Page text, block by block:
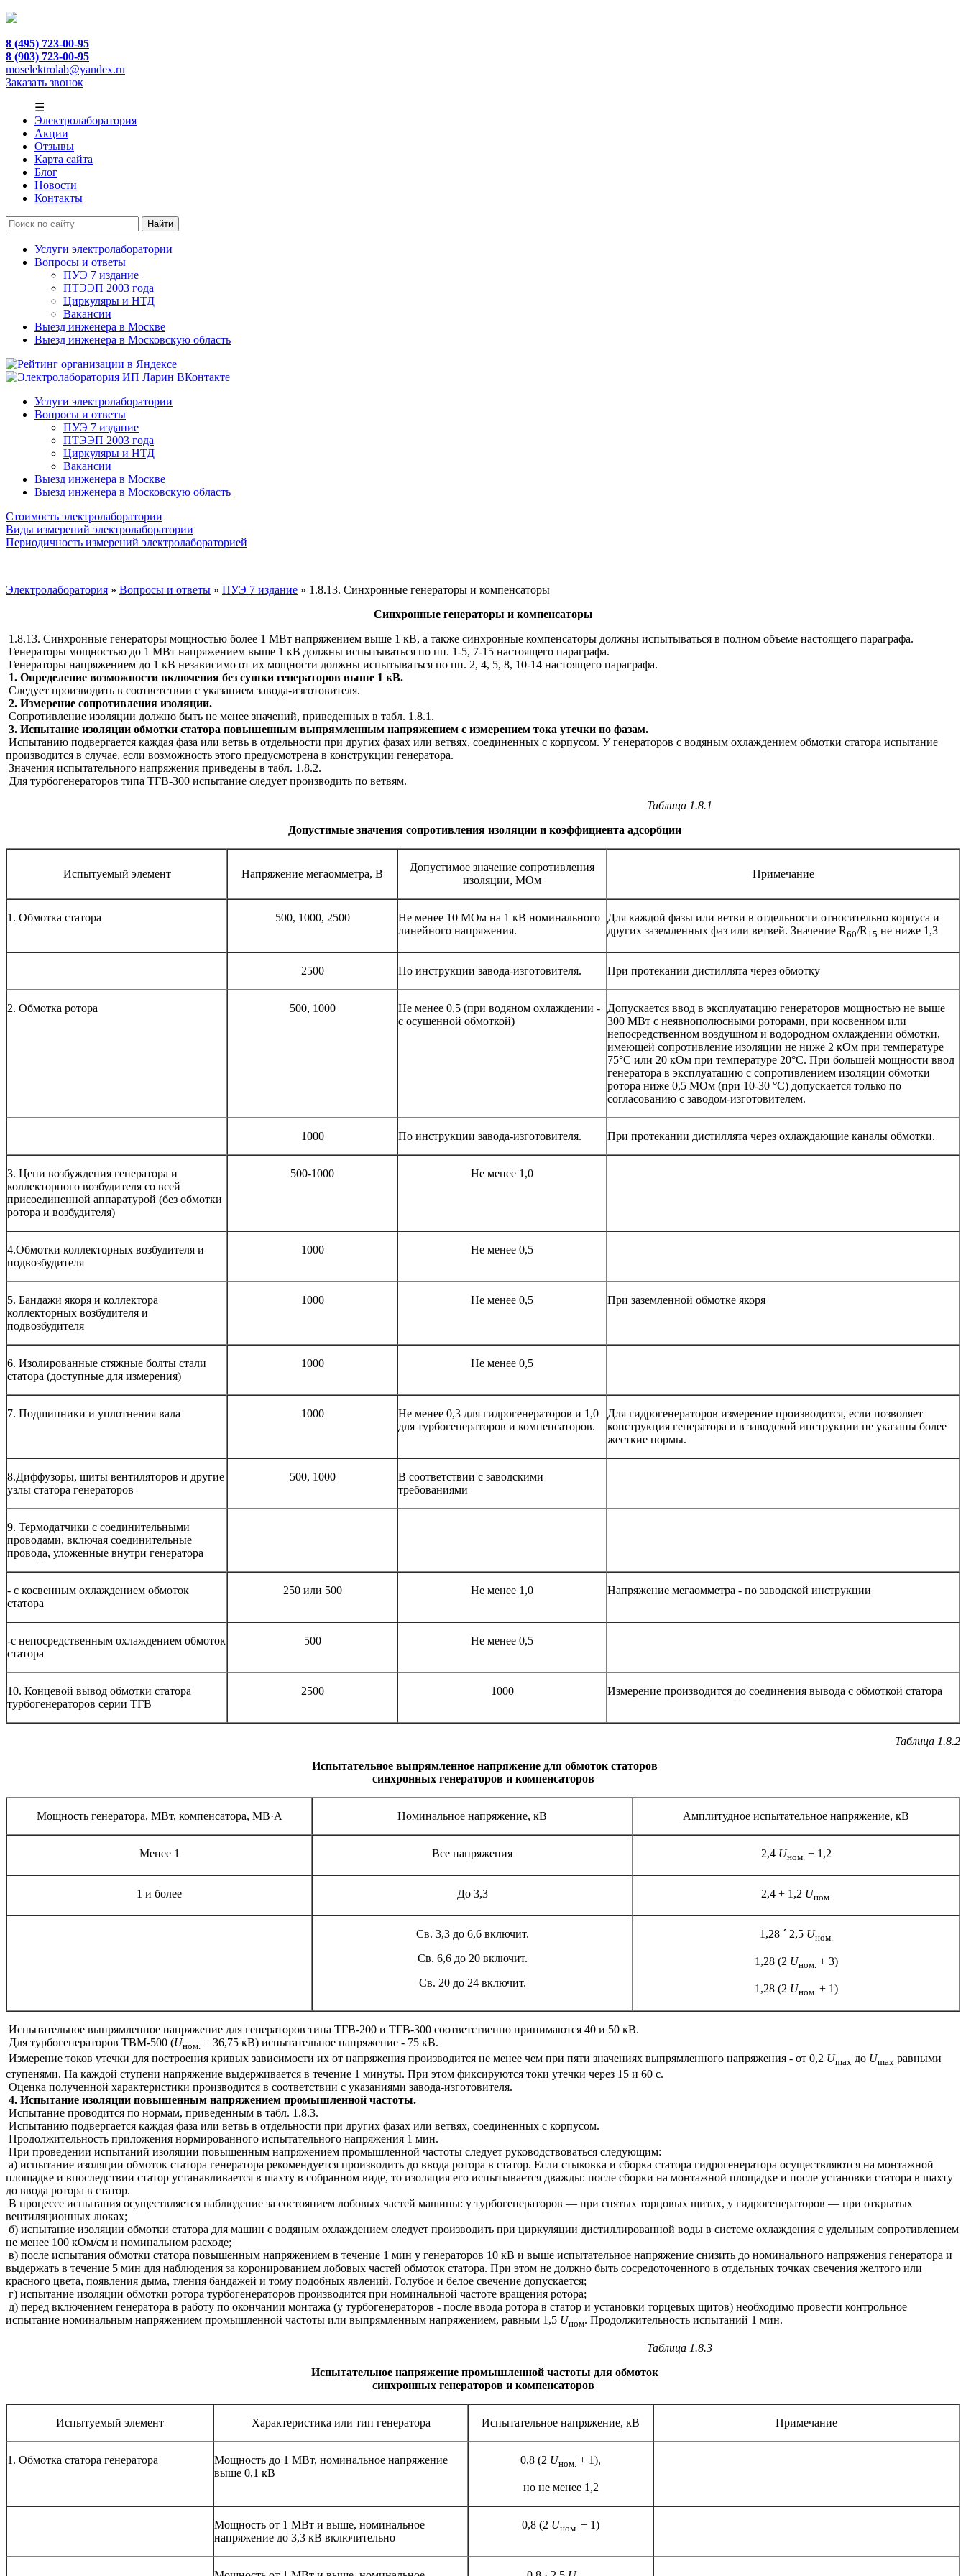
8 (495) 723-00-95
8 (903) 723-00-95
moselektrolab@yandex.ru
Заказать звонок
☰
Электролаборатория
Акции
Отзывы
Карта сайта
Блог
Новости
Контакты
Услуги электролаборатории
Вопросы и ответы
ПУЭ 7 издание
ПТЭЭП 2003 года
Циркуляры и НТД
Вакансии
Выезд инженера в Москве
Выезд инженера в Московскую область
Услуги электролаборатории
Вопросы и ответы
ПУЭ 7 издание
ПТЭЭП 2003 года
Циркуляры и НТД
Вакансии
Выезд инженера в Москве
Выезд инженера в Московскую область
Стоимость электролаборатории
Виды измерений электролаборатории
Периодичность измерений электролабораторией
Электролаборатория » Вопросы и ответы » ПУЭ 7 издание » 1.8.13. Синхронные генераторы и компенсаторы
Синхронные генераторы и компенсаторы
1.8.13. Синхронные генераторы мощностью более 1 МВт напряжением выше 1 кВ, а также синхронные компенсаторы должны испытываться в полном объеме настоящего параграфа.
Генераторы мощностью до 1 МВт напряжением выше 1 кВ должны испытываться по пп. 1-5, 7-15 настоящего параграфа.
Генераторы напряжением до 1 кВ независимо от их мощности должны испытываться по пп. 2, 4, 5, 8, 10-14 настоящего параграфа.
1. Определение возможности включения без сушки генераторов выше 1 кВ.
Следует производить в соответствии с указанием завода-изготовителя.
2. Измерение сопротивления изоляции.
Сопротивление изоляции должно быть не менее значений, приведенных в табл. 1.8.1.
3. Испытание изоляции обмотки статора повышенным выпрямленным напряжением с измерением тока утечки по фазам.
Испытанию подвергается каждая фаза или ветвь в отдельности при других фазах или ветвях, соединенных с корпусом. У генераторов с водяным охлаждением обмотки статора испытание
производится в случае, если возможность этого предусмотрена в конструкции генератора.
Значения испытательного напряжения приведены в табл. 1.8.2.
Для турбогенераторов типа ТГВ-300 испытание следует производить по ветвям.
Таблица 1.8.1
Допустимые значения сопротивления изоляции и коэффициента адсорбции
Испытуемый элемент Напряжение мегаомметра, В
Допустимое значение сопротивления
изоляции, МОм
Примечание
1. Обмотка статора 500, 1000, 2500
Не менее 10 МОм на 1 кВ номинального
линейного напряжения.
Для каждой фазы или ветви в отдельности относительно корпуса и
других заземленных фаз или ветвей. Значение R60/R 15 не ниже 1,3
2500 По инструкции завода-изготовителя. При протекании дистиллята через обмотку
2. Обмотка ротора 500, 1000
Не менее 0,5 (при водяном охлаждении -
с осушенной обмоткой)
Допускается ввод в эксплуатацию генераторов мощностью не выше
300 МВт с неявнополюсными роторами, при косвенном или
непосредственном воздушном и водородном охлаждении обмотки,
имеющей сопротивление изоляции не ниже 2 кОм при температуре
75°С или 20 кОм при температуре 20°С. При большей мощности ввод
генератора в эксплуатацию с сопротивлением изоляции обмотки
ротора ниже 0,5 МОм (при 10-30 °С) допускается только по
согласованию с заводом-изготовителем.
1000 По инструкции завода-изготовителя. При протекании дистиллята через охлаждающие каналы обмотки.
3. Цепи возбуждения генератора и
коллекторного возбудителя со всей
присоединенной аппаратурой (без обмотки
ротора и возбудителя)
500-1000 Не менее 1,0
4.Обмотки коллекторных возбудителя и
подвозбудителя
1000 Не менее 0,5
5. Бандажи якоря и коллектора
коллекторных возбудителя и
подвозбудителя
1000 Не менее 0,5 При заземленной обмотке якоря
6. Изолированные стяжные болты стали
статора (доступные для измерения)
1000 Не менее 0,5
7. Подшипники и уплотнения вала 1000
Не менее 0,3 для гидрогенераторов и 1,0
для турбогенераторов и компенсаторов.
Для гидрогенераторов измерение производится, если позволяет
конструкция генератора и в заводской инструкции не указаны более
жесткие нормы.
8.Диффузоры, щиты вентиляторов и другие
узлы статора генераторов
500, 1000
В соответствии с заводскими
требованиями
9. Термодатчики с соединительными
проводами, включая соединительные
провода, уложенные внутри генератора
- с косвенным охлаждением обмоток
статора
250 или 500 Не менее 1,0 Напряжение мегаомметра - по заводской инструкции
-с непосредственным охлаждением обмоток
статора
500 Не менее 0,5
10. Концевой вывод обмотки статора
турбогенераторов серии ТГВ
2500 1000 Измерение производится до соединения вывода с обмоткой статора
Таблица 1.8.2
Испытательное выпрямленное напряжение для обмоток статоров
синхронных генераторов и компенсаторов
Мощность генератора, МВт, компенсатора, MB·A Номинальное напряжение, кВ Амплитудное испытательное напряжение, кВ
Менее 1 Все напряжения 2,4 Uном. + 1,2
1 и более До 3,3 2,4 + 1,2 Uном.
Св. 3,3 до 6,6 включит.
Св. 6,6 до 20 включит.
Св. 20 до 24 включит.
1,28 ´ 2,5 Uном.
1,28 (2 Uном. + 3)
1,28 (2 Uном. + 1)
Испытательное выпрямленное напряжение для генераторов типа ТГВ-200 и ТГВ-300 соответственно принимаются 40 и 50 кВ.
Для турбогенераторов ТВМ-500 (Uном. = 36,75 кВ) испытательное напряжение - 75 кВ.
Измерение токов утечки для построения кривых зависимости их от напряжения производится не менее чем при пяти значениях выпрямленного напряжения - от 0,2 Umax до Umax равными
ступенями. На каждой ступени напряжение выдерживается в течение 1 минуты. При этом фиксируются токи утечки через 15 и 60 с.
Оценка полученной характеристики производится в соответствии с указаниями завода-изготовителя.
4. Испытание изоляции повышенным напряжением промышленной частоты.
Испытание проводится по нормам, приведенным в табл. 1.8.3.
Испытанию подвергается каждая фаза или ветвь в отдельности при других фазах или ветвях, соединенных с корпусом.
Продолжительность приложения нормированного испытательного напряжения 1 мин.
При проведении испытаний изоляции повышенным напряжением промышленной частоты следует руководствоваться следующим:
а) испытание изоляции обмоток статора генератора рекомендуется производить до ввода ротора в статор. Если стыковка и сборка статора гидрогенератора осуществляются на монтажной
площадке и впоследствии статор устанавливается в шахту в собранном виде, то изоляция его испытывается дважды: после сборки на монтажной площадке и после установки статора в шахту
до ввода ротора в статор.
В процессе испытания осуществляется наблюдение за состоянием лобовых частей машины: у турбогенераторов — при снятых торцовых щитах, у гидрогенераторов — при открытых
вентиляционных люках;
б) испытание изоляции обмотки статора для машин с водяным охлаждением следует производить при циркуляции дистиллированной воды в системе охлаждения с удельным сопротивлением
не менее 100 кОм/см и номинальном расходе;
в) после испытания обмотки статора повышенным напряжением в течение 1 мин у генераторов 10 кВ и выше испытательное напряжение снизить до номинального напряжения генератора и
выдержать в течение 5 мин для наблюдения за коронированием лобовых частей обмоток статора. При этом не должно быть сосредоточенного в отдельных точках свечения желтого или
красного цвета, появления дыма, тления бандажей и тому подобных явлений. Голубое и белое свечение допускается;
г) испытание изоляции обмотки ротора турбогенераторов производится при номинальной частоте вращения ротора;
д) перед включением генератора в работу по окончании монтажа (у турбогенераторов - после ввода ротора в статор и установки торцевых щитов) необходимо провести контрольное
испытание номинальным напряжением промышленной частоты или выпрямленным напряжением, равным 1,5 Uном. Продолжительность испытаний 1 мин.
Таблица 1.8.3
Испытательное напряжение промышленной частоты для обмоток
синхронных генераторов и компенсаторов
Испытуемый элемент Характеристика или тип генератора Испытательное напряжение, кВ Примечание
1. Обмотка статора генератора
Мощность до 1 МВт, номинальное напряжение
выше 0,1 кВ
0,8 (2 Uном. + 1),
но не менее 1,2
Мощность от 1 МВт и выше, номинальное
напряжение до 3,3 кВ включительно
0,8 (2 Uном. + 1)